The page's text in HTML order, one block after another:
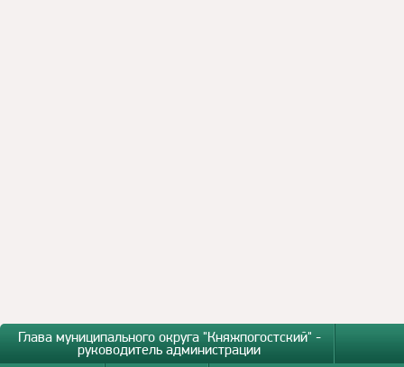
Глава муниципального округа "Княжпогостский" -
руководитель администрации